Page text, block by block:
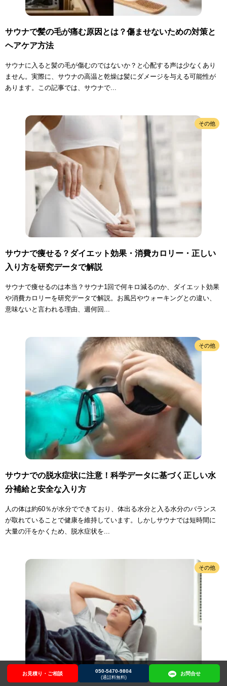
お見積り・ご相談 050-5470-9804
(通話料無料)
お問合せ
サウナで髪の毛が痛む原因とは？傷ませないための対策と
ヘアケア方法
サウナに入ると髪の毛が傷むのではないか？と心配する声は少なくあり
ません。実際に、サウナの高温と乾燥は髪にダメージを与える可能性が
あります。この記事では、サウナで...
その他
サウナで痩せる？ダイエット効果・消費カロリー・正しい
入り方を研究データで解説
サウナで痩せるのは本当？サウナ1回で何キロ減るのか、ダイエット効果
や消費カロリーを研究データで解説。お風呂やウォーキングとの違い、
意味ないと言われる理由、週何回...
その他
サウナでの脱水症状に注意！科学データに基づく正しい水
分補給と安全な入り方
人の体は約60％が水分でできており、体出る水分と入る水分のバランス
が取れていることで健康を維持しています。しかしサウナでは短時間に
大量の汗をかくため、脱水症状を...
その他
お見積り・ご相談 050-5470-9804 お問合せ